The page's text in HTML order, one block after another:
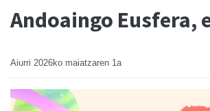
Andoaingo Eusfera,
Aiurri 2026ko maiatzaren 1a